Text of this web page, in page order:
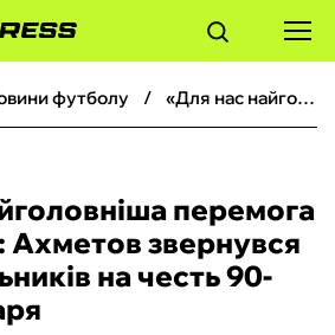
футболу «Для нас найголовніша перемога – наступна»: Ахметов звернувся до вболівальників на честь 90-річчя Шахтаря
перемога
Ахметов звернувся
на честь 90-